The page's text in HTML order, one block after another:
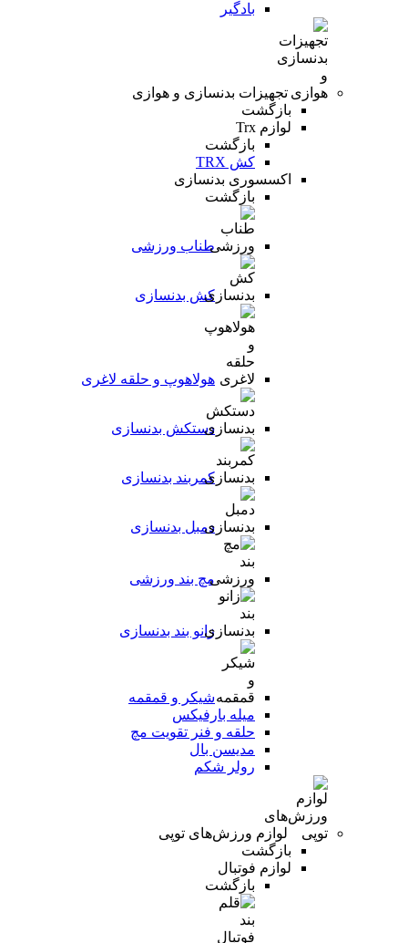
بادگیر
تجهیزات بدنسازی و هوازی
بازگشت
لوازم Trx
بازگشت
کش TRX
اکسسوری بدنسازی
بازگشت
طناب ورزشی
کش بدنسازی
هولاهوپ و حلقه لاغری
دستکش بدنسازی
کمربند بدنسازی
دمبل بدنسازی
مچ بند ورزشی
زانو بند بدنسازی
شیکر و قمقمه
میله بارفیکس
حلقه و فنر تقویت مچ
مدیسن بال
رولر شکم
لوازم ورزش‌های توپی
بازگشت
لوازم فوتبال
بازگشت